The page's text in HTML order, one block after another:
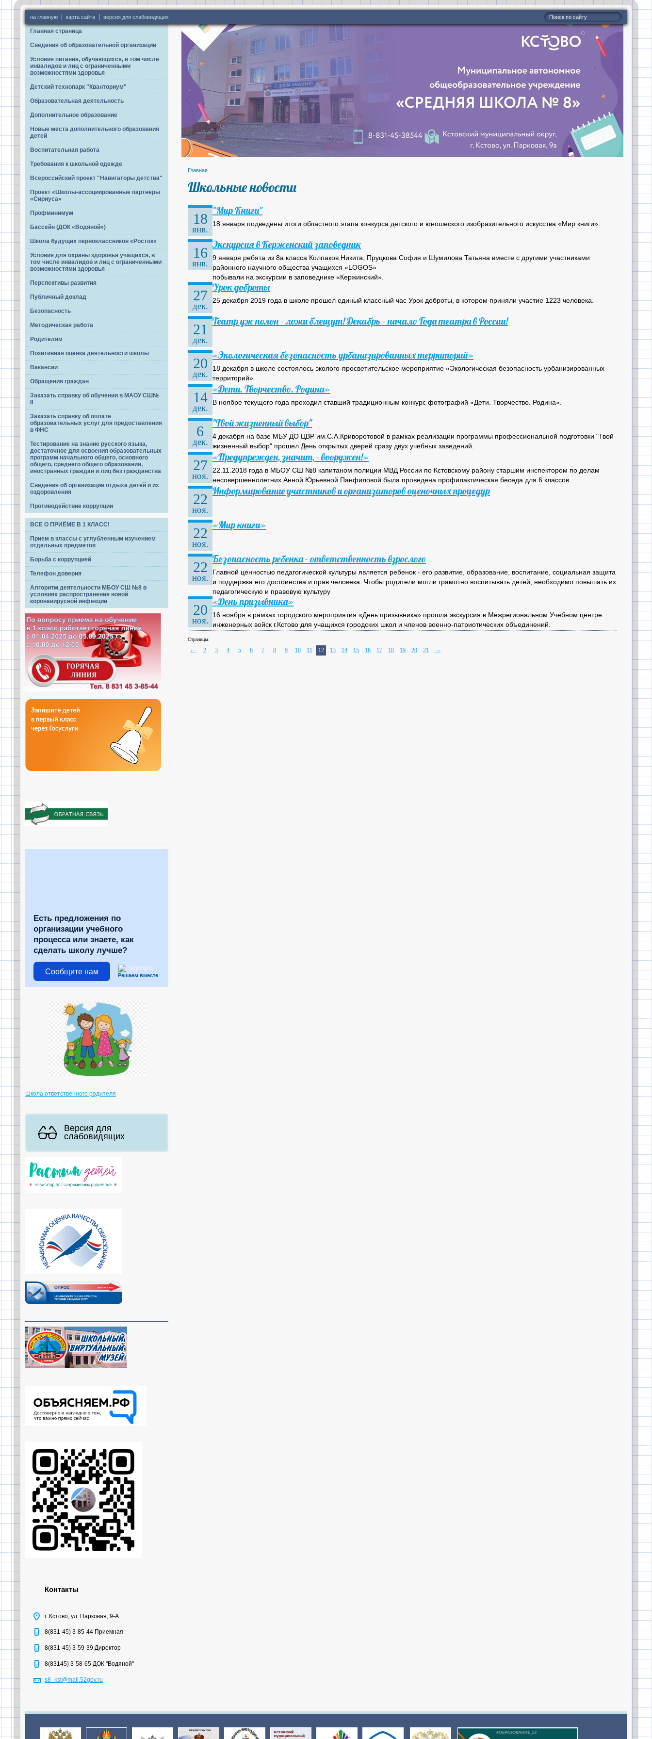
на главную карта сайта версия для слабовидящих
Главная страница
Сведения об образовательной организации
Условия питания, обучающихся, в том числе
инвалидов и лиц с ограниченными
возможностями здоровья
Детский технопарк "Кванториум"
Образовательная деятельность
Дополнительное образование
Новые места дополнительного образования
детей
Воспитательная работа
Требования к школьной одежде
Всероссийский проект "Навигаторы детства"
Проект «Школы-ассоциированные партнёры
«Сириуса»
Профминимум
Бассейн (ДОК «Водяной»)
Школа будущих первоклассников «Росток»
Условия для охраны здоровья учащихся, в
том числе инвалидов и лиц с ограниченными
возможностями здоровья
Перспективы развития
Публичный доклад
Безопасность
Методическая работа
Родителям
Позитивная оценка деятельности школы
Вакансии
Обращения граждан
Заказать справку об обучении в МАОУ СШ№
8
Заказать справку об оплате
образовательных услуг для предоставления
в ФНС
Тестирование на знание русского языка,
достаточное для освоения образовательных
программ начального общего, основного
общего, среднего общего образования,
иностранных граждан и лиц без гражданства
Сведения об организации отдыха детей и их
оздоровления
Противодействие коррупции
ВСЕ О ПРИЁМЕ В 1 КЛАСС!
Прием в классы с углубленным изучением
отдельных предметов
Борьба с коррупцией
Телефон доверия
Алгоритм деятельности МБОУ СШ №8 в
условиях распространения новой
коронавирусной инфекции
Есть предложения по
организации учебного
процесса или знаете, как
сделать школу лучше?
Сообщите нам Решаем вместе
Школа ответственного родителя
Версия для
слабовидящих
Контакты
г. Кстово, ул. Парковая, 9-А
8(831-45) 3-85-44 Приемная
8(831-45) 3-59-39 Директор
8(83145) 3-58-65 ДОК "Водяной"
s8_kst@mail.52gov.ru
Главная
Школьные новости
18
янв.
"Мир Книги"
18 января подведены итоги областного этапа конкурса детского и юношеского изобразительного искусства «Мир книги».
16
янв.
Экскурсия в Керженский заповедник
9 января ребята из 8а класса Колпаков Никита, Пруцкова София и Шумилова Татьяна вместе с другими участниками
районного научного общества учащихся «LOGOS»
побывали на экскурсии в заповеднике «Кержинский».
27
дек.
Урок доброты
25 декабря 2019 года в школе прошел единый классный час Урок доброты, в котором приняли участие 1223 человека.
21
дек.
Театр уж полон – ложи блещут! Декабрь – начало Года театра в России!
20
дек.
«Экологическая безопасность урбанизированных территорий»
18 декабря в школе состоялось эколого-просветительское мероприятие «Экологическая безопасность урбанизированных
территорий»
14
дек.
«Дети. Творчество. Родина»
В ноябре текущего года проходил ставший традиционным конкурс фотографий «Дети. Творчество. Родина».
6
дек.
"Твой жизненный выбор"
4 декабря на базе МБУ ДО ЦВР им.С.А.Криворотовой в рамках реализации программы профессиональной подготовки "Твой
жизненный выбор" прошел День открытых дверей сразу двух учебных заведений.
27
ноя.
«Предупрежден, значит, - вооружен!»
22.11.2018 года в МБОУ СШ №8 капитаном полиции МВД России по Кстовскому району старшим инспектором по делам
несовершеннолетних Анной Юрьевной Панфиловой была проведена профилактическая беседа для 6 классов.
22
ноя.
Информирование участников и организаторов оценочных процедур
22
ноя.
«Мир книги»
22
ноя.
Безопасность ребенка - ответственность взрослого
Главной ценностью педагогической культуры является ребенок - его развитие, образование, воспитание, социальная защита
и поддержка его достоинства и прав человека. Чтобы родители могли грамотно воспитывать детей, необходимо повышать их
педагогическую и правовую культуру
20
ноя.
«День призывника»
16 ноября в рамках городского мероприятия «День призывника» прошла экскурсия в Межрегиональном Учебном центре
инженерных войск г.Кстово для учащихся городских школ и членов военно-патриотических объединений.
Страницы:
← 2 3 4 5 6 7 8 9 10 11 12 13 14 15 16 17 18 19 20 21 →